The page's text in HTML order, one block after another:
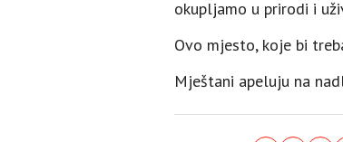
okupljamo u prirodi i
Ovo mjesto, koje bi
Mještani apeluju na